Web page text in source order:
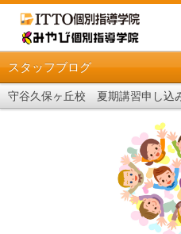
スタッフブログ
守谷久保ヶ丘校 夏期講習申し込